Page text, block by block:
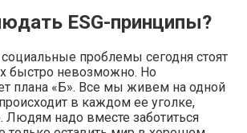
ESG-принципы?
проблемы сегодня стоят
быстро невозможно. Но
плана «Б». Все мы живем на одной
происходит в каждом ее уголке,
Людям надо вместе заботиться